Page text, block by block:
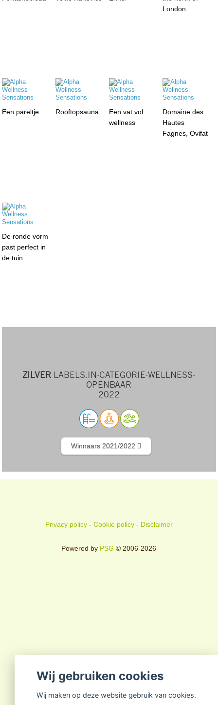
London
Een pareltje Rooftopsauna
Een vat vol
wellness
Domaine des
Hautes
Fagnes, Ovifat
De ronde vorm
past perfect in
de tuin
ZILVER LABELS.IN-CATEGORIE-WELLNESS-
OPENBAAR
2022
Winnaars 2021/2022
Privacy policy- Cookie policy- Disclaimer
Powered by PSG © 2006-2026
Wij gebruiken cookies
Wij maken op deze website gebruik van cookies.